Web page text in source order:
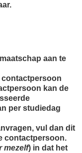
aan te
contactpersoon
kan de
per studiedag
vul dan dit
contactpersoon.
mezelf) in dat het